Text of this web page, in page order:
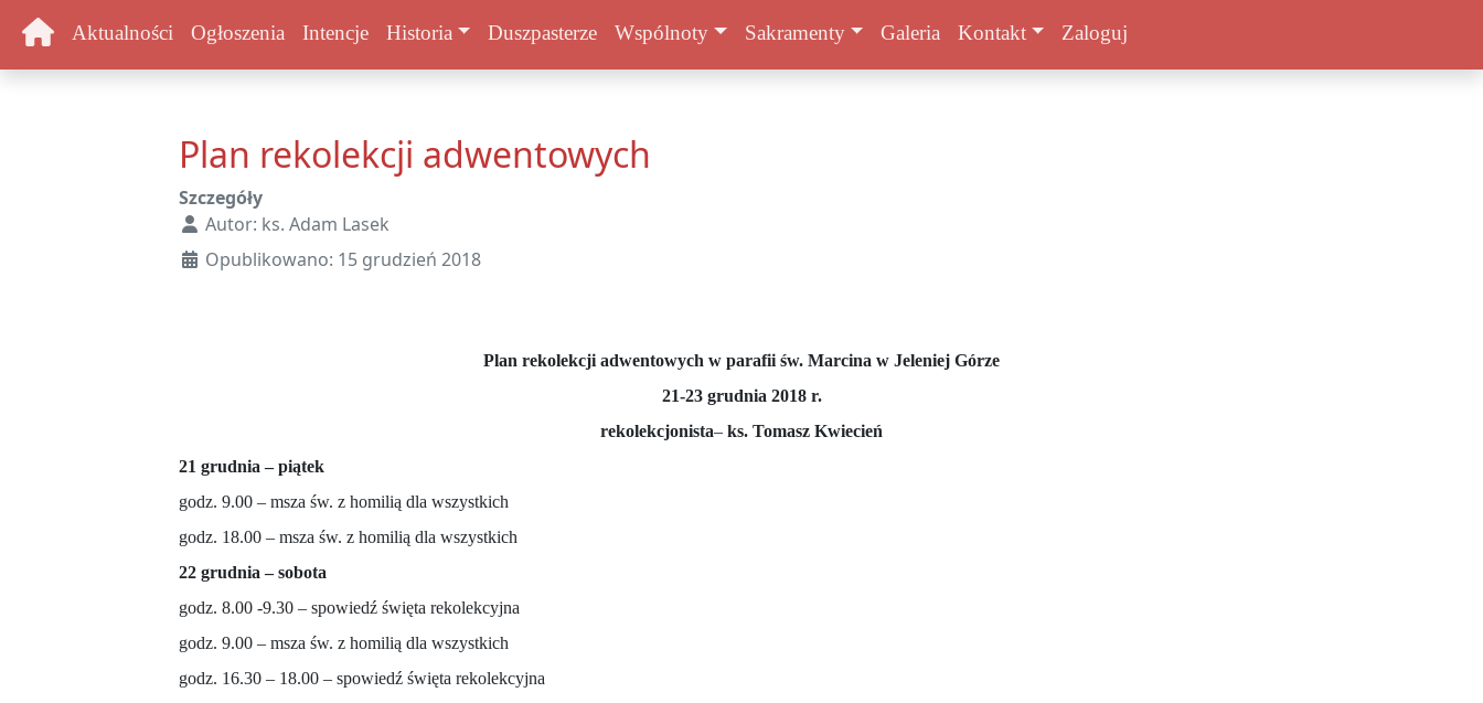
Aktualności Ogłoszenia Intencje Historia Duszpasterze Wspólnoty Sakramenty Galeria Kontakt Zaloguj
Plan rekolekcji adwentowych
Szczegóły
Autor: ks. Adam Lasek
Opublikowano: 15 grudzień 2018
Plan rekolekcji adwentowych w parafii św. Marcina w Jeleniej Górze
21-23 grudnia 2018 r.
rekolekcjonista– ks. Tomasz Kwiecień
21 grudnia – piątek
godz. 9.00 – msza św. z homilią dla wszystkich
godz. 18.00 – msza św. z homilią dla wszystkich
22 grudnia – sobota
godz. 8.00 -9.30 – spowiedź święta rekolekcyjna
godz. 9.00 – msza św. z homilią dla wszystkich
godz. 16.30 – 18.00 – spowiedź święta rekolekcyjna